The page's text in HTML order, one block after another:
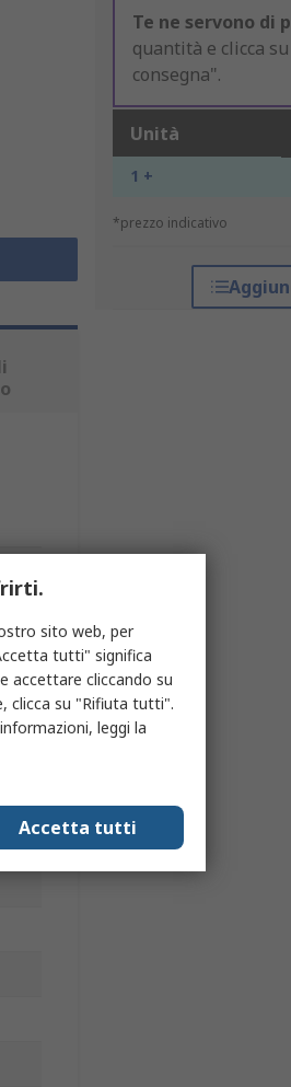
Te ne servono di
quantità e clicca
consegna".
Unità
1 +
*prezzo indicativo
sito web, per
tutti" significa
accettare cliccando su
clicca su "Rifiuta tutti".
leggi la
Accetta tutti